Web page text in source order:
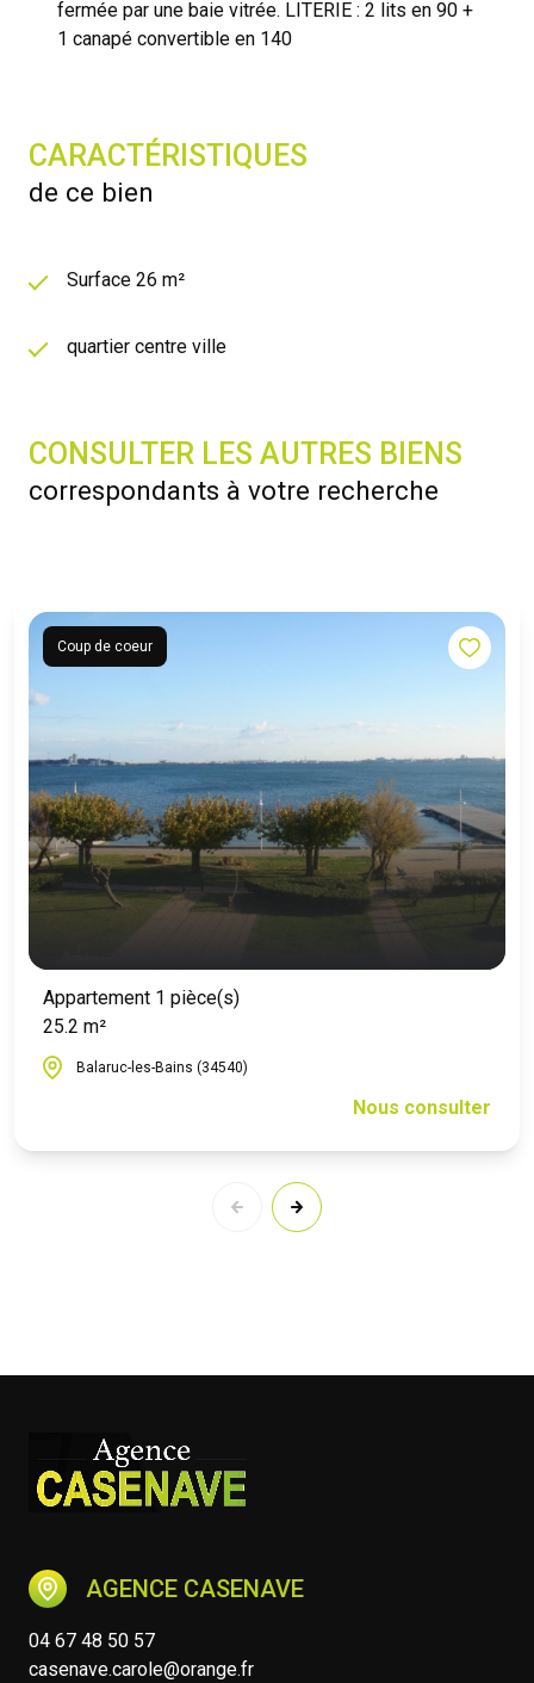
fermée par une baie vitrée. LITERIE : 2 lits en 90 +
1 canapé convertible en 140
CARACTÉRISTIQUES
de ce bien
Surface 26 m²
quartier centre ville
CONSULTER LES AUTRES BIENS
correspondants à votre recherche
Coup de coeur
Appartement 1 pièce(s)
25.2 m²
Balaruc-les-Bains (34540)
Nous consulter
AGENCE CASENAVE
04 67 48 50 57
casenave.carole@orange.fr